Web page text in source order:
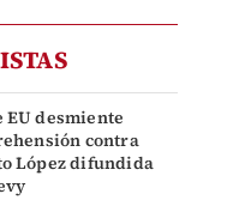
EU desmiente
contra
López difundida